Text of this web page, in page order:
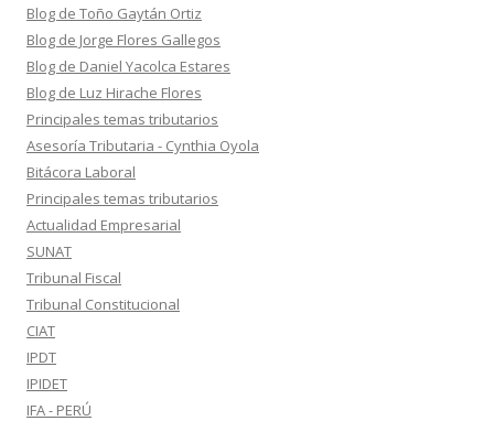
Blog de Toño Gaytán Ortiz
Blog de Jorge Flores Gallegos
Blog de Daniel Yacolca Estares
Blog de Luz Hirache Flores
Principales temas tributarios
Asesoría Tributaria - Cynthia Oyola
Bitácora Laboral
Principales temas tributarios
Actualidad Empresarial
SUNAT
Tribunal Fiscal
Tribunal Constitucional
CIAT
IPDT
IPIDET
IFA - PERÚ